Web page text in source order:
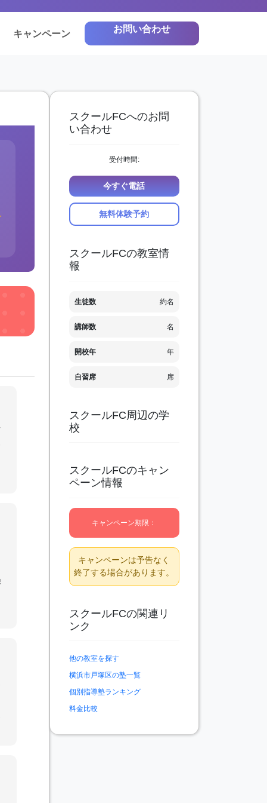
キャンペーン お問い合わせ
スクールFCへのお問
い合わせ
受付時間:
今すぐ電話
無料体験予約
スクールFCの教室情
報
生徒数 約名
講師数 名
開校年 年
自習席 席
スクールFC周辺の学
校
スクールFCのキャン
ペーン情報
キャンペーン期限：
キャンペーンは予告なく
終了する場合があります。
スクールFCの関連リ
ンク
他の教室を探す
横浜市戸塚区の塾一覧
個別指導塾ランキング
料金比較